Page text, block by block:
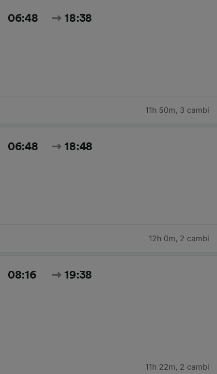
06:48 18:38
11h 50m, 3 cambi
06:48 18:48
12h 0m, 2 cambi
08:16 19:38
11h 22m, 2 cambi